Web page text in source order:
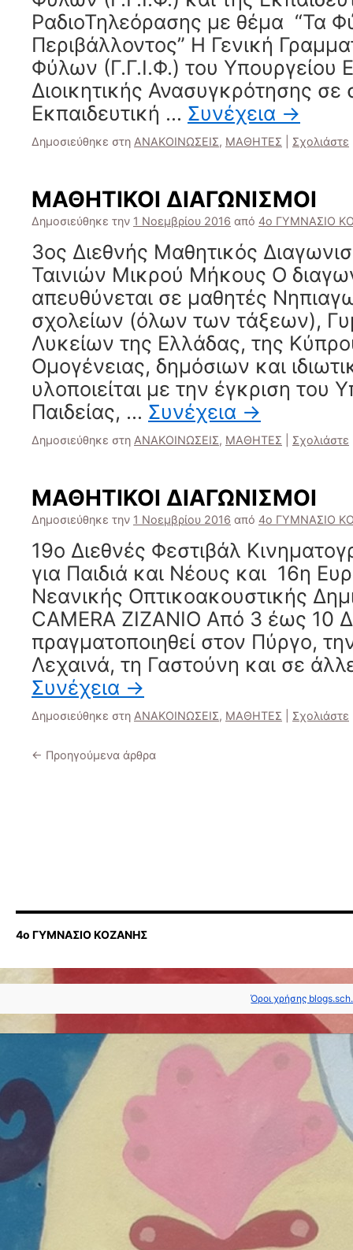
ΡαδιοΤηλεόρασης με θέμα “Τα
Περιβάλλοντος” Η Γενική
Φύλων (Γ.Γ.Ι.Φ.) του Υπουργείου
Διοικητικής Ανασυγκρότησης σε
Εκπαιδευτική … Συνέχεια →
Δημοσιεύθηκε στη ΑΝΑΚΟΙΝΩΣΕΙΣ, ΜΑΘΗΤΕΣ Σχολιάστε
ΜΑΘΗΤΙΚΟΙ ΔΙΑΓΩΝΙΣΜΟΙ
Δημοσιεύθηκε την 1 Νοεμβρίου 2016 από 4ο ΓΥΜΝΑΣΙΟ
3ος Διεθνής Μαθητικός
Ταινιών Μικρού Μήκους Ο
απευθύνεται σε μαθητές
σχολείων (όλων των τάξεων),
Λυκείων της Ελλάδας, της
Ομογένειας, δημόσιων και
υλοποιείται με την έγκριση του
Παιδείας, … Συνέχεια →
Δημοσιεύθηκε στη ΑΝΑΚΟΙΝΩΣΕΙΣ, ΜΑΘΗΤΕΣ Σχολιάστε
ΜΑΘΗΤΙΚΟΙ ΔΙΑΓΩΝΙΣΜΟΙ
Δημοσιεύθηκε την 1 Νοεμβρίου 2016 από 4ο ΓΥΜΝΑΣΙΟ
19ο Διεθνές Φεστιβάλ
για Παιδιά και Νέους και 16η
Νεανικής Οπτικοακουστικής
CAMERA ZIZANIO Από 3 έως 10
πραγματοποιηθεί στον Πύργο,
Λεχαινά, τη Γαστούνη και σε
Συνέχεια →
Δημοσιεύθηκε στη ΑΝΑΚΟΙΝΩΣΕΙΣ, ΜΑΘΗΤΕΣ Σχολιάστε
← Προηγούμενα άρθρα
4ο ΓΥΜΝΑΣΙΟ ΚΟΖΑΝΗΣ
Όροι χρήσης